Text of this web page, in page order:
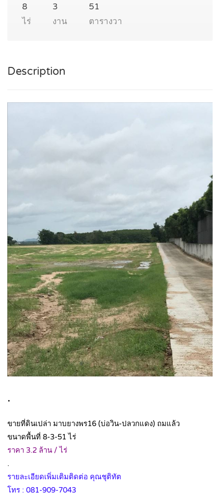
8
ไร่
3
งาน
51
ตารางวา
Description
.
ขายที่ดินเปล่า มาบยางพร16 (บ่อวิน-ปลวกแดง) ถมแล้ว
ขนาดพื้นที่ 8-3-51 ไร่
ราคา 3.2 ล้าน / ไร่
.
รายละเอียดเพิ่มเติมติดต่อ คุณชุติทัต
โทร : 081-909-7043